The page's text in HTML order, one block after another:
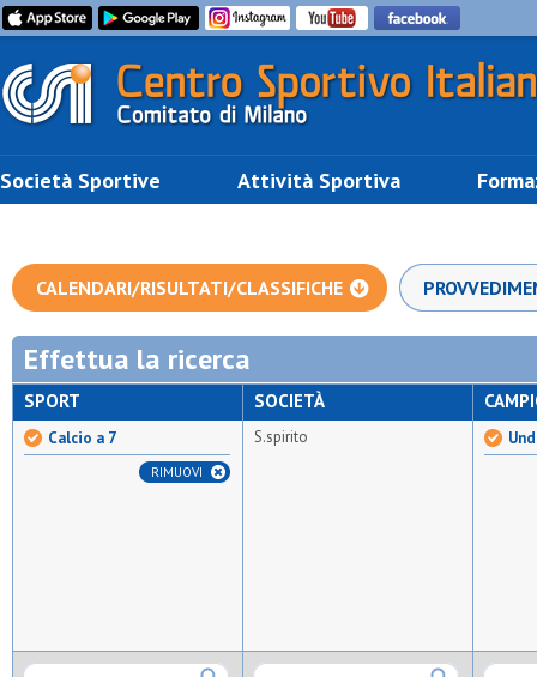
Società Sportive Attività Sportiva
CALENDARI/RISULTATI/CLASSIFICHE
Effettua la ricerca
SPORT
Calcio a 7
RIMUOVI
SOCIETÀ
S.spirito